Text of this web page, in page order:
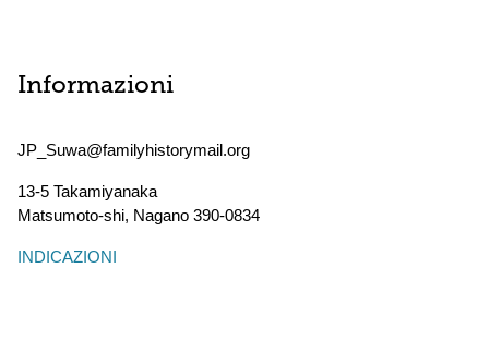
Informazioni
JP_Suwa@familyhistorymail.org
13-5 Takamiyanaka
Matsumoto-shi, Nagano 390-0834
INDICAZIONI